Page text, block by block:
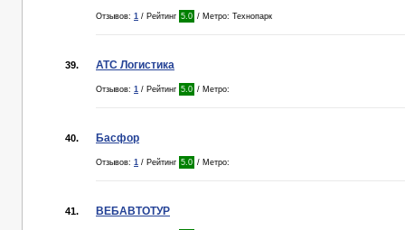
Отзывов: 1 / Рейтинг 5.0 / Метро: Технопарк
39. АТС Логистика
Отзывов: 1 / Рейтинг 5.0 / Метро:
40. Басфор
Отзывов: 1 / Рейтинг 5.0 / Метро:
41. ВЕБАВТОТУР